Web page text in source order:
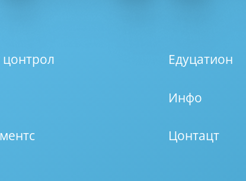
Едуцатион
Инфо
Цонтацт